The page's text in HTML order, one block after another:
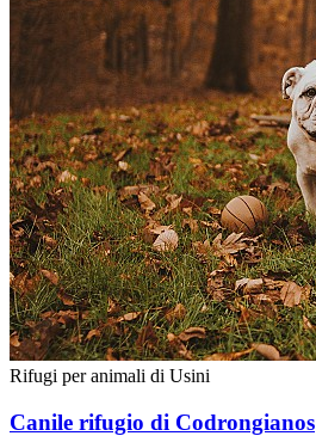
Rifugi per animali di Usini
Canile rifugio di Codrongianos